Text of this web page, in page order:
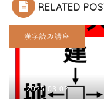
RELATED
漢字読み講座
2025.03.02